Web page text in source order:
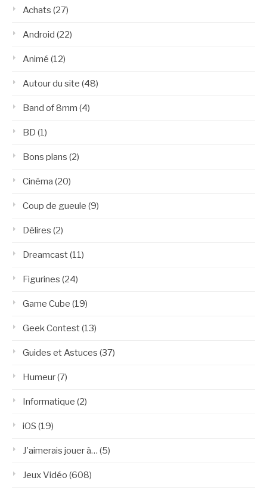
Achats (27)
Android (22)
Animé (12)
Autour du site (48)
Band of 8mm (4)
BD (1)
Bons plans (2)
Cinéma (20)
Coup de gueule (9)
Délires (2)
Dreamcast(11)
Figurines (24)
Game Cube (19)
Geek Contest(13)
Guides et Astuces (37)
Humeur(7)
Informatique (2)
iOS (19)
J'aimerais jouer à… (5)
Jeux Vidéo (608)